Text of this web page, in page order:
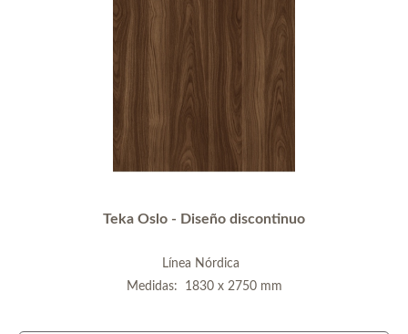
Teka Oslo - Diseño discontinuo
Línea Nórdica
Medidas: 1830 x 2750 mm